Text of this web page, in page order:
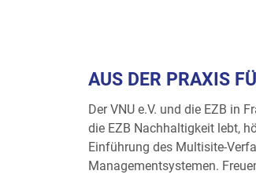
AUS DER PRAXIS
Der VNU e.V. und die EZB in
die EZB Nachhaltigkeit lebt,
Einführung des Multisite-
Managementsystemen.